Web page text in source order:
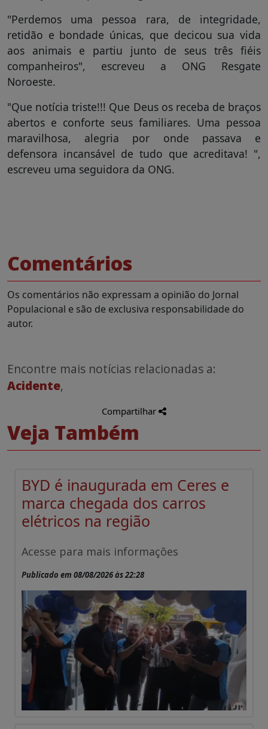
"Perdemos uma pessoa rara, de integridade,
retidão e bondade únicas, que decicou sua vida
aos animais e partiu junto de seus três fiéis
companheiros", escreveu a ONG Resgate
Noroeste.
"Que notícia triste!!! Que Deus os receba de braços
abertos e conforte seus familiares. Uma pessoa
maravilhosa, alegria por onde passava e
defensora incansável de tudo que acreditava! ",
escreveu uma seguidora da ONG.
Comentários
Os comentários não expressam a opinião do Jornal
Populacional e são de exclusiva responsabilidade do
autor.
Encontre mais notícias relacionadas a:
Acidente,
Compartilhar
Veja Também
BYD é inaugurada em Ceres e
marca chegada dos carros
elétricos na região
Acesse para mais informações
Publicado em 08/08/2026 às 22:28